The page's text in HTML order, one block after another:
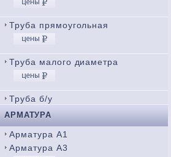
Труба прямоугольная
Труба малого диаметра
Труба б/у
АРМАТУРА
Арматура А1
Арматура А3